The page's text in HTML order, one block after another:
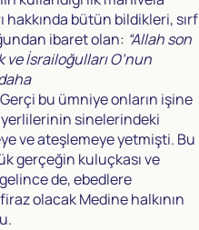
hakkında bütün bildikleri, sırf
ibaret olan: “Allah son
İsrailoğulları O’nun
bu ümniye onların işine
yerlilerinin sinelerindeki
ve ateşlemeye yetmişti. Bu
gerçeğin kuluçkası ve
de, ebedlere
olacak Medine halkının